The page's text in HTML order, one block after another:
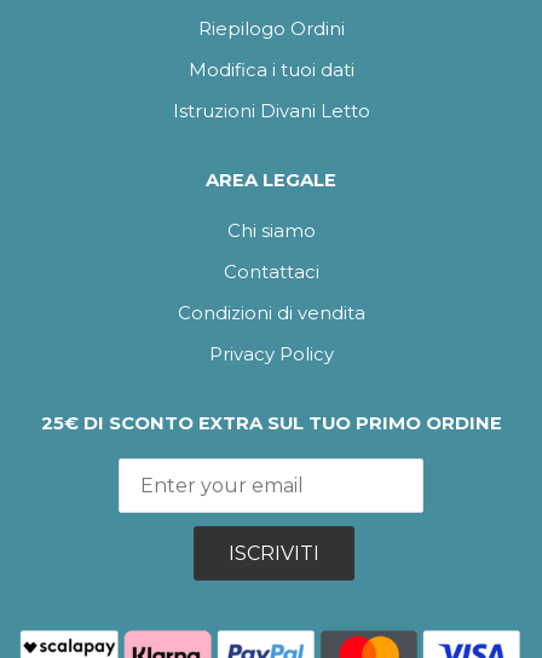
Riepilogo Ordini
Modifica i tuoi dati
Istruzioni Divani Letto
AREA LEGALE
Chi siamo
Contattaci
Condizioni di vendita
Privacy Policy
25€ DI SCONTO EXTRA SUL TUO PRIMO ORDINE
ISCRIVITI